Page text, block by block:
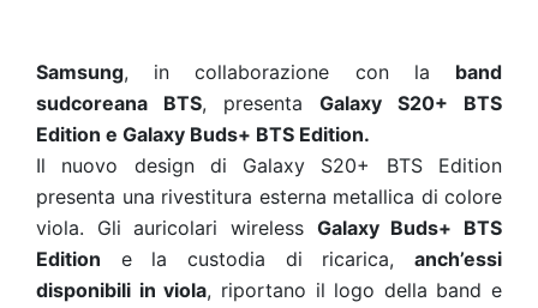
Samsung, in collaborazione con la band
sudcoreana BTS, presenta Galaxy S20+ BTS
Edition e Galaxy Buds+ BTS Edition.
Il nuovo design di Galaxy S20+ BTS Edition
presenta una rivestitura esterna metallica di colore
viola. Gli auricolari wireless Galaxy Buds+ BTS
Edition e la custodia di ricarica, anch’essi
disponibili in viola, riportano il logo della band e